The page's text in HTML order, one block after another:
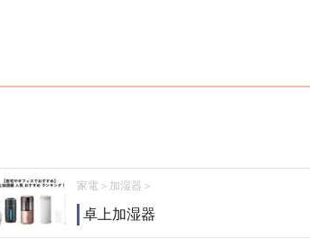
家電 加湿器
卓上加湿器